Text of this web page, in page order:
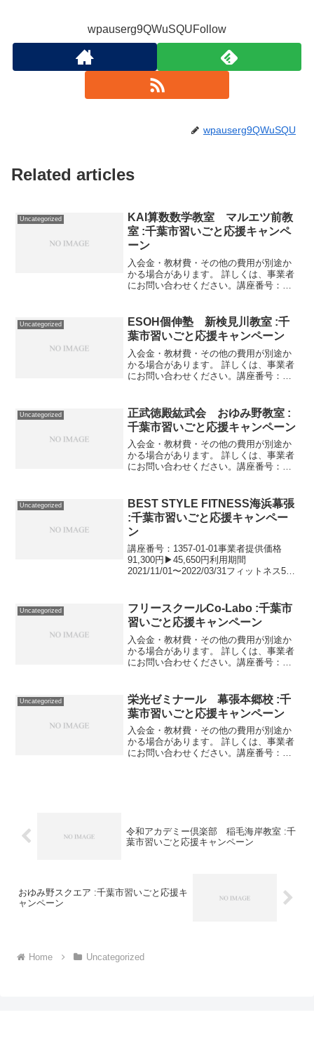
wpauserg9QWuSQUFollow
wpauserg9QWuSQU
Related articles
Uncategorized
KAI算数数学教室 マルエツ前教
室 :千葉市習いごと応援キャンペ
ーン
入会金・教材費・その他の費用が別途か
かる場合があります。 詳しくは、事業者
にお問い合わせください。講座番号：
座番号：1760-01-02...
Uncategorized
ESOH個伸塾 新検見川教室 :千
葉市習いごと応援キャンペーン
入会金・教材費・その他の費用が別途か
かる場合があります。 詳しくは、事業者
にお問い合わせください。講座番号：
2022/03/31個別指導 英語2...
Uncategorized
正武徳殿紘武会 おゆみ野教室 :
千葉市習いごと応援キャンペーン
入会金・教材費・その他の費用が別途か
かる場合があります。 詳しくは、事業者
にお問い合わせください。講座番号：
号：1725-01-02利用期間...
Uncategorized
BEST STYLE FITNESS海浜幕張
:千葉市習いごと応援キャンペー
ン
講座番号：1357-01-01事業者提供価格
91,300円▶45,650円利用期間
2021/11/01〜2022/03/31フィットネス5カ
円）講座番号：1...
Uncategorized
フリースクールCo-Labo :千葉市
習いごと応援キャンペーン
入会金・教材費・その他の費用が別途か
かる場合があります。 詳しくは、事業者
にお問い合わせください。講座番号：
2022/03/31フリースクール1...
Uncategorized
栄光ゼミナール 幕張本郷校 :千
葉市習いごと応援キャンペーン
入会金・教材費・その他の費用が別途か
かる場合があります。 詳しくは、事業者
にお問い合わせください。講座番号：
令和アカデミー倶楽部 稲毛海岸教室 :千
葉市習いごと応援キャンペーン
おゆみ野スクエア :千葉市習いごと応援キ
ャンペーン
Home Uncategorized